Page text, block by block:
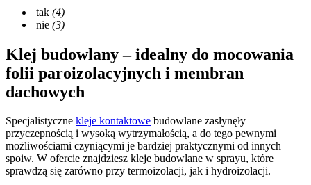
tak (4)
nie (3)
Klej budowlany – idealny do mocowania
folii paroizolacyjnych i membran
dachowych
Specjalistyczne kleje kontaktowe budowlane zasłynęły
przyczepnością i wysoką wytrzymałością, a do tego pewnymi
możliwościami czyniącymi je bardziej praktycznymi od innych
spoiw. W ofercie znajdziesz kleje budowlane w sprayu, które
sprawdzą się zarówno przy termoizolacji, jak i hydroizolacji.